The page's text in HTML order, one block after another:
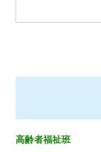
高齢者福祉班